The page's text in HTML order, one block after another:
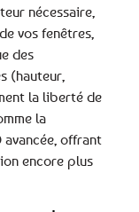
nécessaire,
vos fenêtres,
des
(hauteur,
la liberté de
la
offrant
encore plus